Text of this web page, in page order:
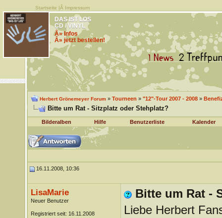
Startseite |Â Impressum
DAS IST LOS
CD / VINYL
Â» Infos
Â» jetzt bestellen!
Herbert Grönemeyer Forum» Tourneen » "12"-Tour 2007 - 2008»
Bitte um Rat - Sitzplatz oder Stehplatz?
Bilderalben Hilfe Benutzerliste Kalender
16.11.2008, 10:36
LisaMarie
Neuer Benutzer
Registriert seit: 16.11.2008
Bitte um Rat -
Liebe Herbert